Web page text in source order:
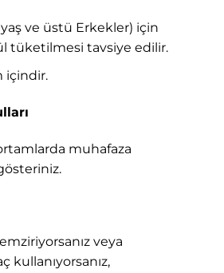
ve üstü Erkekler) için
tüketilmesi tavsiye edilir.
içindir.
muhafaza
veya
kullanıyorsanız,